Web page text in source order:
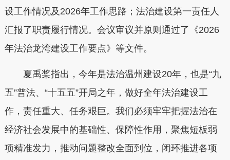
设工作情况及2026年工作思路；法治建设第一责任人
汇报了职责履行情况。会议审议并原则通过了《2026
年法治龙湾建设工作要点》等文件。
夏禹桨指出，今年是法治温州建设20年，也是“九
五”普法、“十五五”开局之年，做好全年法治建设工
作，责任重大、任务艰巨。我们必须牢牢把握法治在
经济社会发展中的基础性、保障性作用，聚焦短板弱
项精准发力，推动问题整改全面到位，闭环推进各项